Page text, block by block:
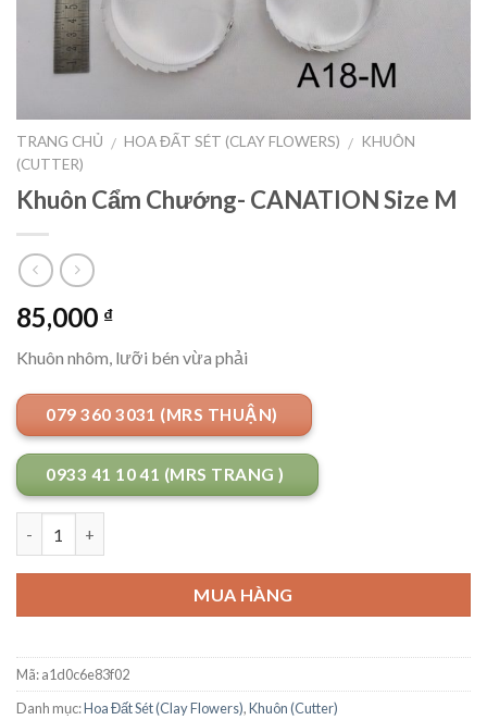
TRANG CHỦ / HOA ĐẤT SÉT (CLAY FLOWERS) / KHUÔN
(CUTTER)
Khuôn Cẩm Chướng- CANATION Size M
85,000 ₫
Khuôn nhôm, lưỡi bén vừa phải
079 360 3031 (MRS THUẬN)
0933 41 10 41 (MRS TRANG )
MUA HÀNG
Mã:a1d0c6e83f02
Danh mục:Hoa Đất Sét (Clay Flowers),Khuôn (Cutter)